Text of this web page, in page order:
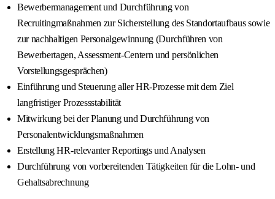
Bewerbermanagement und Durchführung von
Recruitingmaßnahmen zur Sicherstellung des Standortaufbaus sowie
zur nachhaltigen Personalgewinnung (Durchführen von
Bewerbertagen, Assessment-Centern und persönlichen
Vorstellungsgesprächen)
Einführung und Steuerung aller HR-Prozesse mit dem Ziel
langfristiger Prozessstabilität
Mitwirkung bei der Planung und Durchführung von
Personalentwicklungsmaßnahmen
Erstellung HR-relevanter Reportings und Analysen
Durchführung von vorbereitenden Tätigkeiten für die Lohn- und
Gehaltsabrechnung